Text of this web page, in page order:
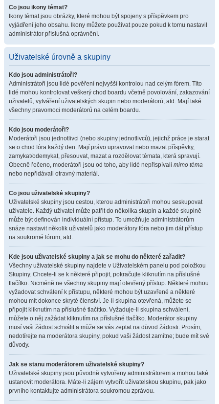
Co jsou ikony témat?
Ikony témat jsou obrázky, které mohou být spojeny s příspěvkem pro
vyjádření jeho obsahu. Ikony můžete používat pouze pokud k tomu nastavil
administrátor příslušná oprávnění.
Uživatelské úrovně a skupiny
Kdo jsou administrátoři?
Administrátoři jsou lidé pověření nejvyšší kontrolou nad celým fórem. Tito
lidé mohou kontrolovat veškerý chod boardu včetně povolování, zakazování
uživatelů, vytváření uživatelských skupin nebo moderátorů, atd. Mají také
všechny pravomoci moderátorů na celém boardu.
Kdo jsou moderátoři?
Moderátoři jsou jednotlivci (nebo skupiny jednotlivců), jejichž práce je starat
se o chod fóra každý den. Mají právo upravovat nebo mazat příspěvky,
zamykat/odemykat, přesouvat, mazat a rozdělovat témata, která spravují.
Obecně řečeno, moderátoři jsou od toho, aby lidé nepřispívali mimo téma
nebo nepřidávali otravný materiál.
Co jsou uživatelské skupiny?
Uživatelské skupiny jsou cestou, kterou administrátoři mohou seskupovat
uživatele. Každý uživatel může patřit do několika skupin a každé skupině
může být definován individuální přístup. To umožňuje administrátorům
snáze nastavit několik uživatelů jako moderátory fóra nebo jim dát přístup
na soukromé fórum, atd.
Kde jsou uživatelské skupiny a jak se mohu do některé zařadit?
Všechny uživatelské skupiny najdete v Uživatelském panelu pod položkou
Skupiny. Chcete-li se k některé připojit, pokračujte kliknutím na příslušné
tlačítko. Nicméně ne všechny skupiny mají otevřený přístup. Některé mohou
vyžadovat schválení k přístupu, některé mohou být uzavřené a některé
mohou mít dokonce skryté členství. Je-li skupina otevřená, můžete se
připojit kliknutím na příslušné tlačítko. Vyžaduje-li skupina schválení,
můžete o něj zažádat kliknutím na příslušné tlačítko. Moderátor skupiny
musí vaši žádost schválit a může se vás zeptat na důvod žádosti. Prosím,
nedotírejte na moderátora skupiny, pokud vaši žádost zamítne; bude mít své
důvody.
Jak se stanu moderátorem uživatelské skupiny?
Uživatelské skupiny jsou původně vytvořeny administrátorem a mohou také
ustanovit moderátora. Máte-li zájem vytvořit uživatelskou skupinu, pak jako
prvního kontaktujte administrátora soukromou zprávou.